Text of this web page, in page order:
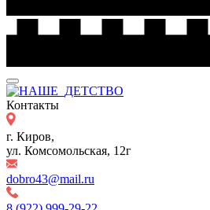
Контакты
г. Киров,
ул. Комсомольская, 12г
dobro43@mail.ru